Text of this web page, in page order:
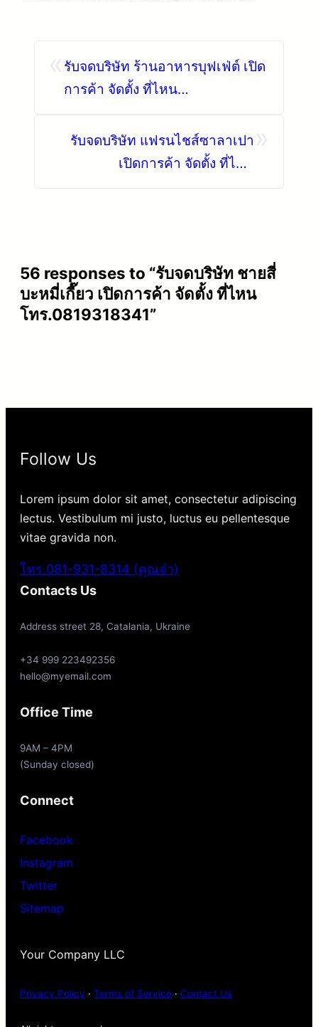
รับจดบริษัท ร้านอาหารบุฟเฟ่ต์ เปิด
การค้า จัดตั้ง ที่ไหน
รับจดบริษัท แฟรนไชส์ซาลาเปา
เปิดการค้า จัดตั้ง ที่ไหน
56 responses to “รับจดบริษัท ชายสี่
บะหมี่เกี๊ยว เปิดการค้า จัดตั้ง ที่ไหน
โทร.0819318341”
Follow Us
Lorem ipsum dolor sit amet, consectetur adipiscing
lectus. Vestibulum mi justo, luctus eu pellentesque
vitae gravida non.
โทร.081-931-8314 (คุณจ๋า)
Contacts Us
Address street 28, Catalania, Ukraine
+34 999 223492356
hello@myemail.com
Office Time
9AM – 4PM
(Sunday closed)
Connect
Facebook
Instagram
Twitter
Sitemap
Your Company LLC
Privacy Policy · Terms of Service · Contact Us